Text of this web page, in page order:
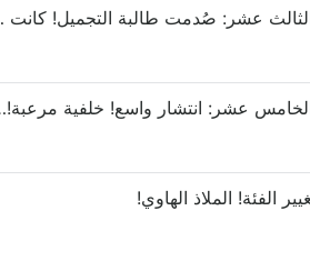
الفصل
الفصل الخامس عشر: